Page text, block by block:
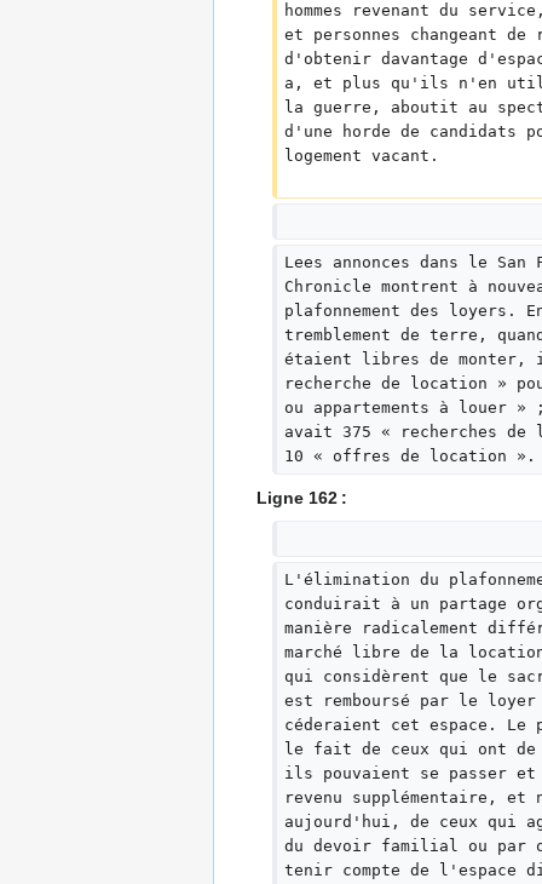
hommes revenant du
et personnes changeant
d'obtenir davantage
a, et plus qu'ils n'en
la guerre, aboutit au
d'une horde de candidats
logement vacant.
Lees annonces dans le
Chronicle montrent à
plafonnement des loyers.
tremblement de terre,
étaient libres de
recherche de location »
ou appartements à louer
avait 375 « recherches
10 « offres de location ».
Ligne 162 :
L'élimination du
conduirait à un partage
manière radicalement
marché libre de la
qui considèrent que le
est remboursé par le
céderaient cet espace.
le fait de ceux qui ont
ils pouvaient se passer
revenu supplémentaire, et
aujourd'hui, de ceux qui
du devoir familial ou par
tenir compte de l'espace